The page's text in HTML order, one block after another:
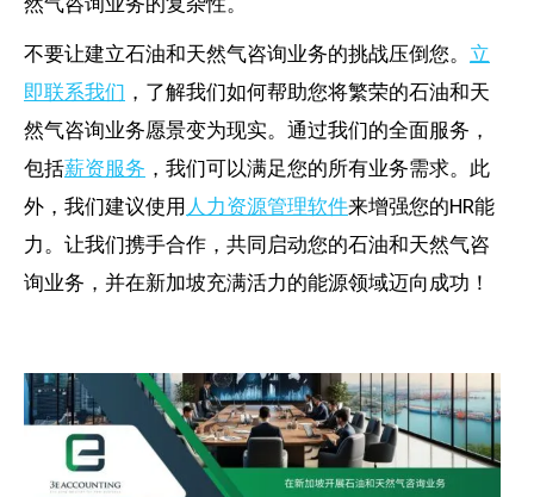
不要让建立石油和天然气咨询业务的挑战压倒您。 立
即联系我们 ，了解我们如何帮助您将繁荣的石油和天
然气咨询业务愿景变为现实。通过我们的全面服务，
包括薪资服务 ，我们可以满足您的所有业务需求。此
外，我们建议使用 人力资源管理软件来增强您的HR能
力。让我们携手合作，共同启动您的石油和天然气咨
询业务，并在新加坡充满活力的能源领域迈向成功！